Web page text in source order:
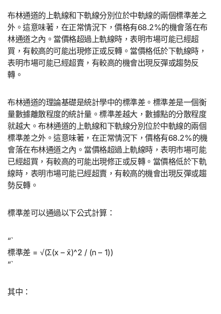
布林通道的上軌線和下軌線分別位於中軌線的兩個標準差之
外。這意味著，在正常情況下，價格有68.2%的機會落在布
林通道之內。當價格超過上軌線時，表明市場可能已經超
買，有較高的可能出現修正或反轉。當價格低於下軌線時，
表明市場可能已經超賣，有較高的機會出現反彈或趨勢反
轉。
布林通道的理論基礎是統計學中的標準差。標準差是一個衡
量數據離散程度的統計量。標準差越大，數據點的分散程度
就越大。布林通道的上軌線和下軌線分別位於中軌線的兩個
標準差之外。這意味著，在正常情況下，價格有68.2%的機
會落在布林通道之內。當價格超過上軌線時，表明市場可能
已經超買，有較高的可能出現修正或反轉。當價格低於下軌
線時，表明市場可能已經超賣，有較高的機會出現反彈或趨
勢反轉。
標準差可以通過以下公式計算：
“`
標準差 = √(Σ(x – x̄)^2 / (n – 1))
“`
其中：